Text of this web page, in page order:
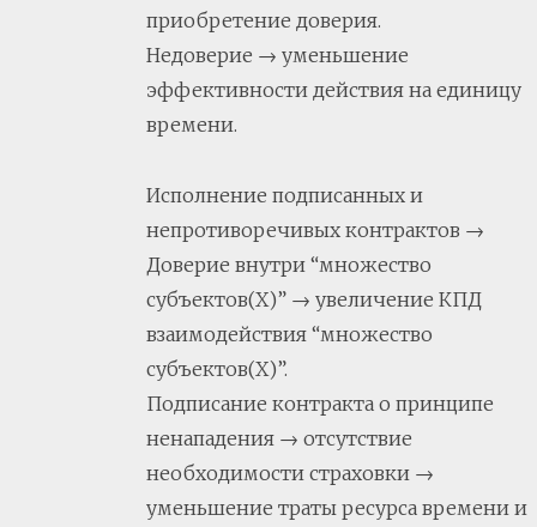
приобретение доверия.
Недоверие → уменьшение
эффективности действия на единицу
времени.
Исполнение подписанных и
непротиворечивых контрактов →
Доверие внутри “множество
субъектов(Х)” → увеличение КПД
взаимодействия “множество
субъектов(Х)”.
Подписание контракта о принципе
ненападения → отсутствие
необходимости страховки →
уменьшение траты ресурса времени и